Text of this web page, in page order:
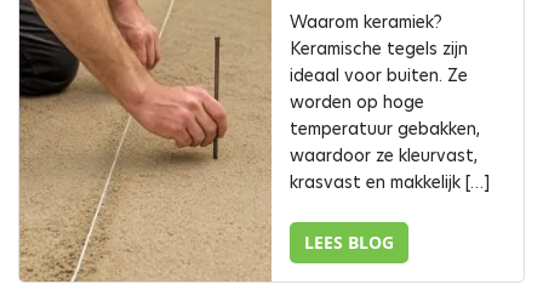
Waarom keramiek?
Keramische tegels zijn
ideaal voor buiten. Ze
worden op hoge
temperatuur gebakken,
waardoor ze kleurvast,
krasvast en makkelijk […]
LEES BLOG